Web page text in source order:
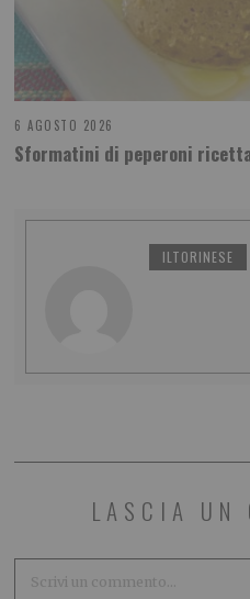
6 AGOSTO 2026
Sformatini di peperoni
ILTORINESE
LASCIA UN